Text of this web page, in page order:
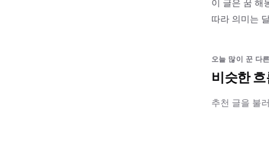
이 글은 꿈 해
따라 의미는
오늘 많이 꾼 다
비슷한
추천 글을 불